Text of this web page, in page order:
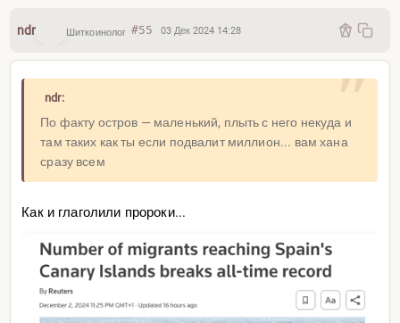
ndr Шиткоинолог #55 03 Дек 2024 14:28
ndr:
По факту остров — маленький, плыть с него некуда и
там таких как ты если подвалит миллион... вам хана
сразу всем
Как и глаголили пророки...